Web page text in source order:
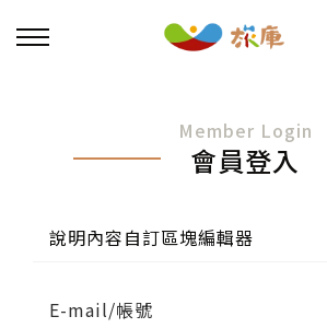
小旅行及主題導覽
講座、體驗與課程
Member Login
會員登入
說明內容自訂區塊編輯器
E-mail/帳號